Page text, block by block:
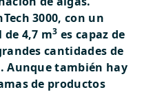
3000, con un
4,7 m3 es capaz de
cantidades de
Aunque también hay
de productos